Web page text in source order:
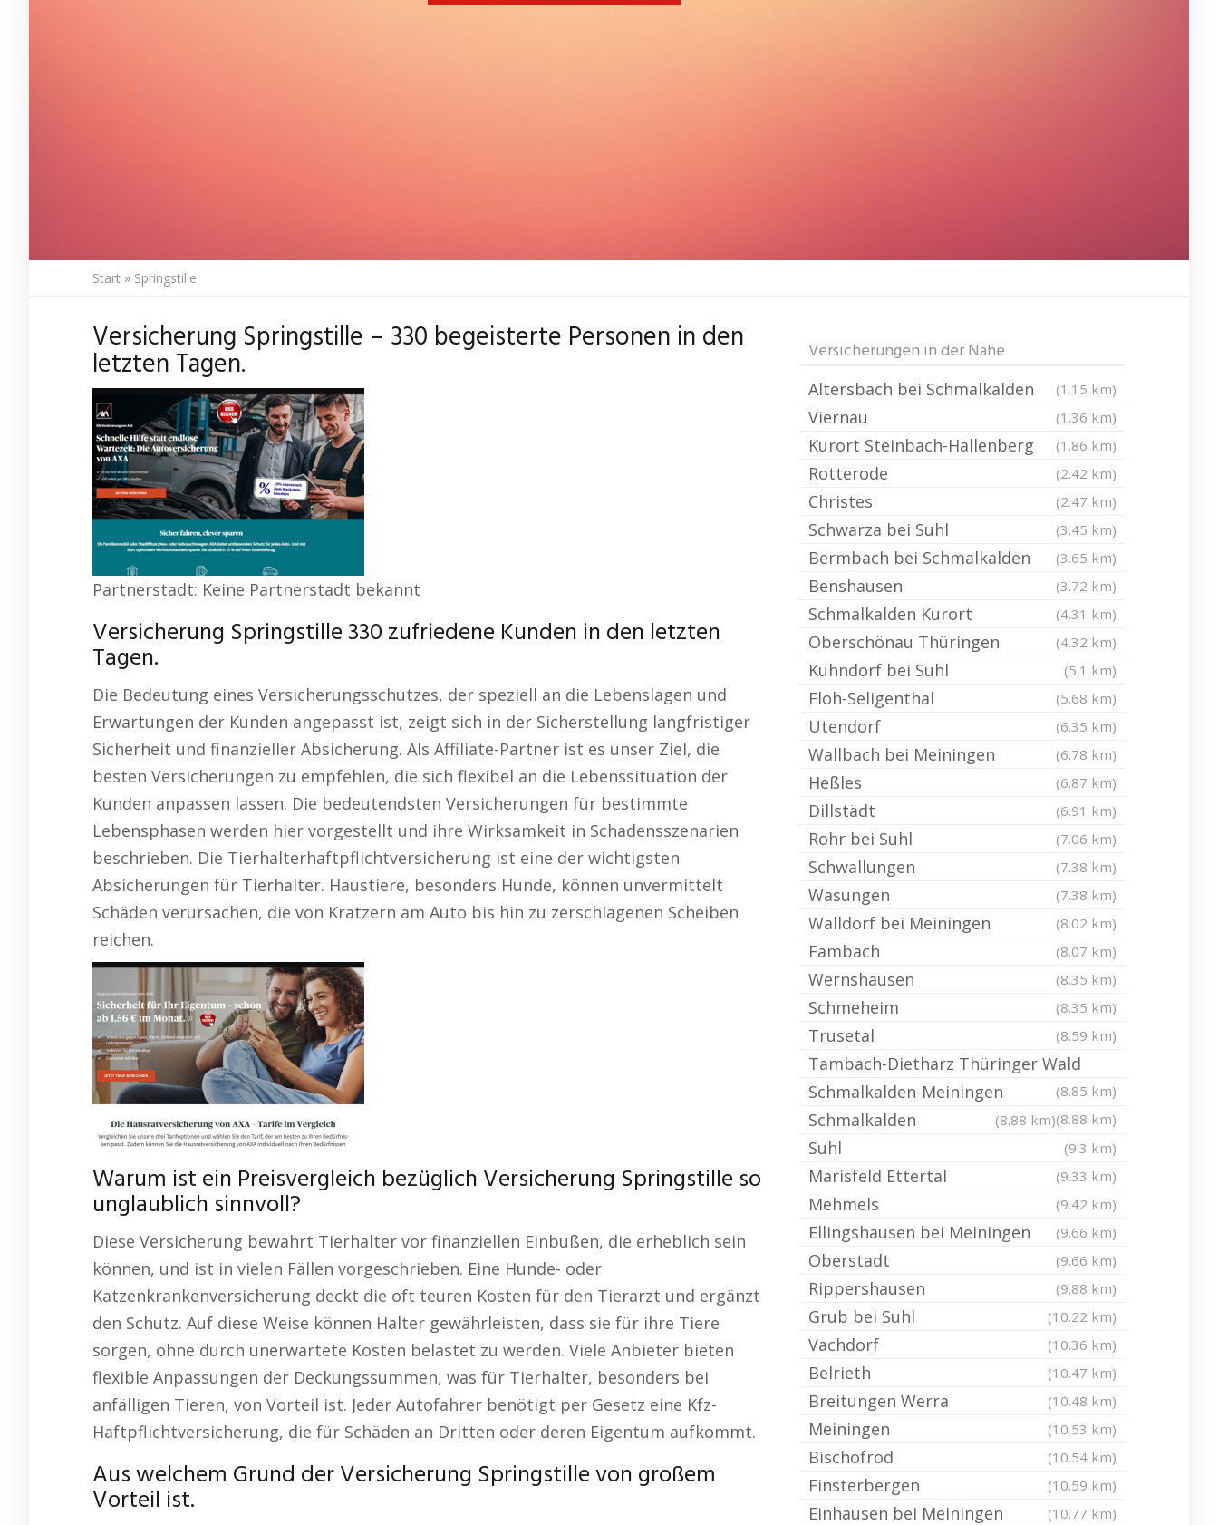
Start » Springstille
Versicherung Springstille – 330 begeisterte Personen in den
letzten Tagen.
Partnerstadt: Keine Partnerstadt bekannt
Versicherung Springstille 330 zufriedene Kunden in den letzten
Tagen.
Die Bedeutung eines Versicherungsschutzes, der speziell an die Lebenslagen und
Erwartungen der Kunden angepasst ist, zeigt sich in der Sicherstellung langfristiger
Sicherheit und finanzieller Absicherung. Als Affiliate-Partner ist es unser Ziel, die
besten Versicherungen zu empfehlen, die sich flexibel an die Lebenssituation der
Kunden anpassen lassen. Die bedeutendsten Versicherungen für bestimmte
Lebensphasen werden hier vorgestellt und ihre Wirksamkeit in Schadensszenarien
beschrieben. Die Tierhalterhaftpflichtversicherung ist eine der wichtigsten
Absicherungen für Tierhalter. Haustiere, besonders Hunde, können unvermittelt
Schäden verursachen, die von Kratzern am Auto bis hin zu zerschlagenen Scheiben
reichen.
Warum ist ein Preisvergleich bezüglich Versicherung Springstille so
unglaublich sinnvoll?
Diese Versicherung bewahrt Tierhalter vor finanziellen Einbußen, die erheblich sein
können, und ist in vielen Fällen vorgeschrieben. Eine Hunde- oder
Katzenkrankenversicherung deckt die oft teuren Kosten für den Tierarzt und ergänzt
den Schutz. Auf diese Weise können Halter gewährleisten, dass sie für ihre Tiere
sorgen, ohne durch unerwartete Kosten belastet zu werden. Viele Anbieter bieten
flexible Anpassungen der Deckungssummen, was für Tierhalter, besonders bei
anfälligen Tieren, von Vorteil ist. Jeder Autofahrer benötigt per Gesetz eine Kfz-
Haftpflichtversicherung, die für Schäden an Dritten oder deren Eigentum aufkommt.
Aus welchem Grund der Versicherung Springstille von großem
Vorteil ist.
Versicherungen in der Nähe
Altersbach bei Schmalkalden (1.15 km)
Viernau (1.36 km)
Kurort Steinbach-Hallenberg (1.86 km)
Rotterode (2.42 km)
Christes (2.47 km)
Schwarza bei Suhl (3.45 km)
Bermbach bei Schmalkalden (3.65 km)
Benshausen (3.72 km)
Schmalkalden Kurort (4.31 km)
Oberschönau Thüringen (4.32 km)
Kühndorf bei Suhl (5.1 km)
Floh-Seligenthal (5.68 km)
Utendorf (6.35 km)
Wallbach bei Meiningen (6.78 km)
Heßles (6.87 km)
Dillstädt (6.91 km)
Rohr bei Suhl (7.06 km)
Schwallungen (7.38 km)
Wasungen (7.38 km)
Walldorf bei Meiningen (8.02 km)
Fambach (8.07 km)
Wernshausen (8.35 km)
Schmeheim (8.35 km)
Trusetal (8.59 km)
Tambach-Dietharz Thüringer Wald
(8.85 km)
Schmalkalden-Meiningen
(8.88 km)
Schmalkalden (8.88 km)
Suhl (9.3 km)
Marisfeld Ettertal (9.33 km)
Mehmels (9.42 km)
Ellingshausen bei Meiningen (9.66 km)
Oberstadt (9.66 km)
Rippershausen (9.88 km)
Grub bei Suhl (10.22 km)
Vachdorf (10.36 km)
Belrieth (10.47 km)
Breitungen Werra (10.48 km)
Meiningen (10.53 km)
Bischofrod (10.54 km)
Finsterbergen (10.59 km)
Einhausen bei Meiningen (10.77 km)